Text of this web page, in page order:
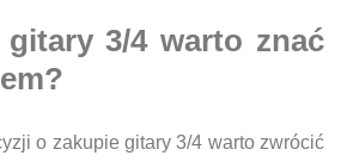
3/4 warto znać
o zakupie gitary 3/4 warto zwrócić